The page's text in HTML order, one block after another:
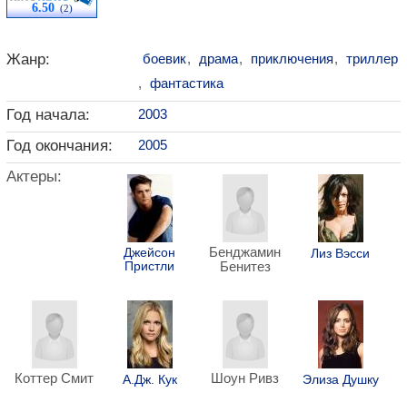
6.50(2)
Жанр: боевик, драма, приключения, триллер
, фантастика
Год начала: 2003
Год окончания: 2005
Актеры:
Джейсон
Пристли
Бенджамин
Бенитез
Лиз Вэсси
Коттер Смит А.Дж. Кук Шоун Ривз Элиза Душку